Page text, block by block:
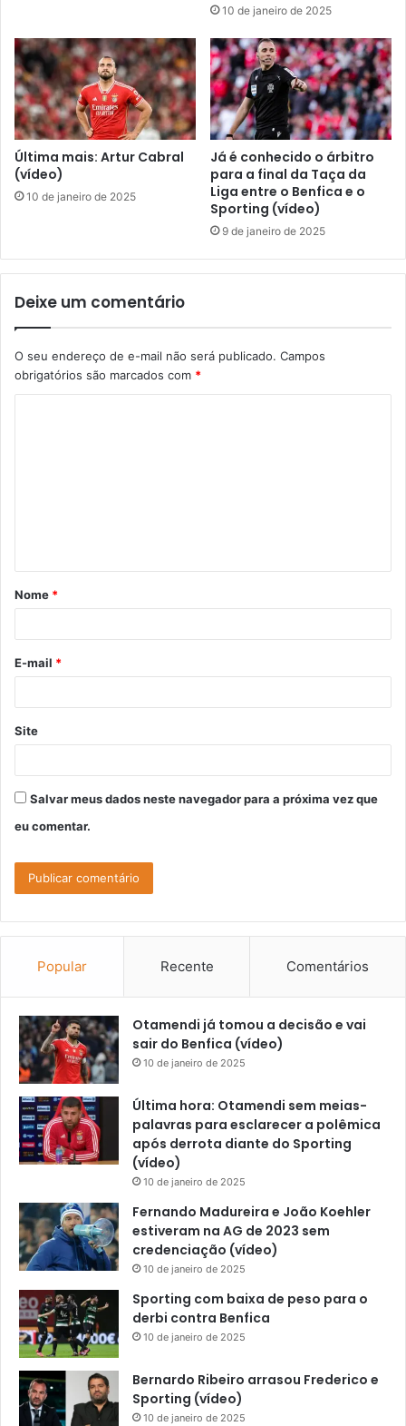
10 de janeiro de 2025
Última mais: Artur Cabral
(vídeo)
10 de janeiro de 2025
Já é conhecido o árbitro
para a final da Taça da
Liga entre o Benfica e o
Sporting (vídeo)
9 de janeiro de 2025
Deixe um comentário
O seu endereço de e-mail não será publicado. Campos
obrigatórios são marcados com *
á
r
*
Nome *
E-mail *
Site
Salvar meus dados neste navegador para a próxima vez que
eu comentar.
Popular Recente Comentários
Otamendi já tomou a decisão e vai
sair do Benfica (vídeo)
10 de janeiro de 2025
Última hora: Otamendi sem meias-
palavras para esclarecer a polêmica
após derrota diante do Sporting
(vídeo)
10 de janeiro de 2025
Fernando Madureira e João Koehler
estiveram na AG de 2023 sem
credenciação (vídeo)
10 de janeiro de 2025
Sporting com baixa de peso para o
derbi contra Benfica
10 de janeiro de 2025
Bernardo Ribeiro arrasou Frederico e
Sporting (vídeo)
10 de janeiro de 2025